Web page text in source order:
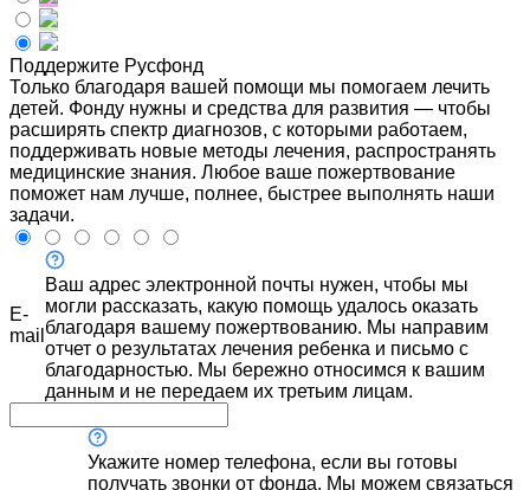
Поддержите Русфонд
Только благодаря вашей помощи мы помогаем лечить
детей. Фонду нужны и средства для развития — чтобы
расширять спектр диагнозов, с которыми работаем,
поддерживать новые методы лечения, распространять
медицинские знания. Любое ваше пожертвование
поможет нам лучше, полнее, быстрее выполнять наши
задачи.
E-
mail
Ваш адрес электронной почты нужен, чтобы мы
могли рассказать, какую помощь удалось оказать
благодаря вашему пожертвованию. Мы направим
отчет о результатах лечения ребенка и письмо с
благодарностью. Мы бережно относимся к вашим
данным и не передаем их третьим лицам.
Укажите номер телефона, если вы готовы
получать звонки от фонда. Мы можем связаться